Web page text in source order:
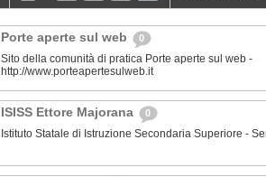
Porte aperte sul web 0
Sito della comunità di pratica Porte aperte sul web -
http://www.porteapertesulweb.it
ISISS Ettore Majorana 0
Istituto Statale di Istruzione Secondaria Superiore -